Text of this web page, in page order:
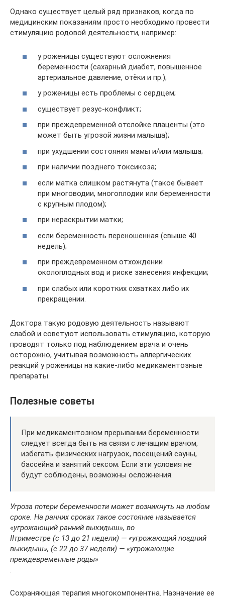
Однако существует целый ряд признаков, когда по
медицинским показаниям просто необходимо провести
стимуляцию родовой деятельности, например:
у роженицы существуют осложнения
беременности (сахарный диабет, повышенное
артериальное давление, отёки и пр.);
у роженицы есть проблемы с сердцем;
существует резус-конфликт;
при преждевременной отслойке плаценты (это
может быть угрозой жизни малыша);
при ухудшении состояния мамы и/или малыша;
при наличии позднего токсикоза;
если матка слишком растянута (такое бывает
при многоводии, многоплодии или беременности
с крупным плодом);
при нераскрытии матки;
если беременность переношенная (свыше 40
недель);
при преждевременном отхождении
околоплодных вод и риске занесения инфекции;
при слабых или коротких схватках либо их
прекращении.
Доктора такую родовую деятельность называют
слабой и советуют использовать стимуляцию, которую
проводят только под наблюдением врача и очень
осторожно, учитывая возможность аллергических
реакций у роженицы на какие-либо медикаментозные
препараты.
Полезные советы
При медикаментозном прерывании беременности
следует всегда быть на связи с лечащим врачом,
избегать физических нагрузок, посещений сауны,
бассейна и занятий сексом. Если эти условия не
будут соблюдены, возможны осложнения.
Угроза потери беременности может возникнуть на любом
сроке. На ранних сроках такое состояние называется
«угрожающий ранний выкидыш», во
IIтриместре (с 13 до 21 недели) — «угрожающий поздний
выкидыш», (с 22 до 37 недели) — «угрожающие
преждевременные роды»
.
Сохраняющая терапия многокомпонентна. Назначение ее